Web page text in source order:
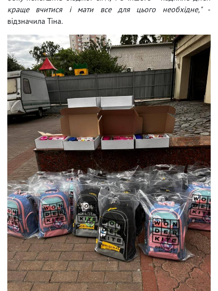
краще вчитися і мати все для цього необхідне,"-
відзначила Тіна.